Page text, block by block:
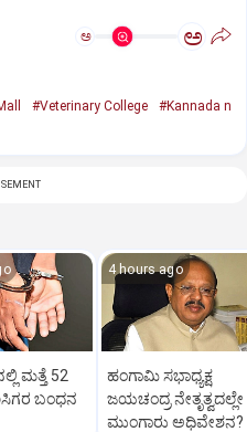
ಅ ಅ
#Veterinary College
#Kannada n
ಮತ್ತೆ 52
ಬಂಧನ
4 hours ago
ಹಂಗಾಮಿ ಸಭಾಧ್ಯಕ್ಷ
ಜಯಚಂದ್ರ ನೇತೃತ್ವದಲ್ಲೇ
ಮುಂಗಾರು ಅಧಿವೇಶನ?